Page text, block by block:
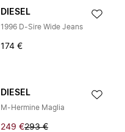
DIESEL
1996 D-Sire Wide Jeans
174 €
DIESEL
M-Hermine Maglia
249 €293 €